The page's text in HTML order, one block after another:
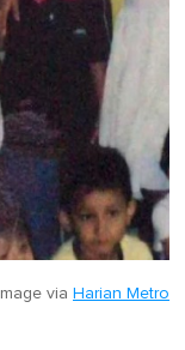
Image via Harian Metro